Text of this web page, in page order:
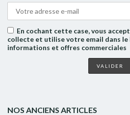
En cochant cette case, vous
collecte et utilise votre email dans le
informations et offres commerciales
NOS ANCIENS ARTICLES